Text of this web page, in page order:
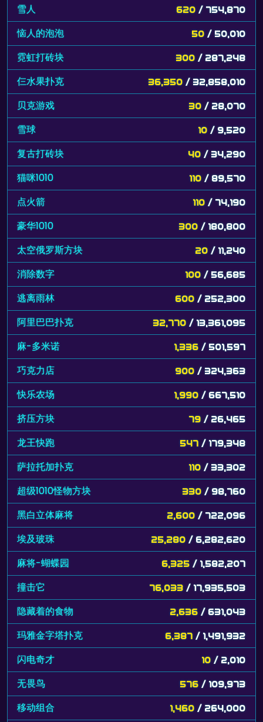
雪人 620 / 754,870
恼人的泡泡 50 / 50,010
霓虹打砖块 300 / 287,248
仨水果扑克 36,350 / 32,858,010
贝克游戏 30 / 28,070
雪球 10 / 9,520
复古打砖块 40 / 34,290
猫咪1010 110 / 89,570
点火箭 110 / 74,190
豪华1010 300 / 180,800
太空俄罗斯方块 20 / 11,240
消除数字 100 / 56,685
逃离雨林 600 / 252,300
阿里巴巴扑克 32,770 / 13,361,095
麻-多米诺 1,336 / 501,597
巧克力店 900 / 324,363
快乐农场 1,990 / 667,510
挤压方块 79 / 26,465
龙王快跑 547 / 179,348
萨拉托加扑克 110 / 33,302
超级1010怪物方块 330 / 98,760
黑白立体麻将 2,600 / 722,096
埃及玻珠 25,280 / 6,282,620
麻将-蝴蝶园 6,325 / 1,582,207
撞击它 76,033 / 17,935,503
隐藏着的食物 2,636 / 631,043
玛雅金字塔扑克 6,387 / 1,491,932
闪电奇才 10 / 2,010
无畏鸟 576 / 109,973
移动组合 1,460 / 264,000